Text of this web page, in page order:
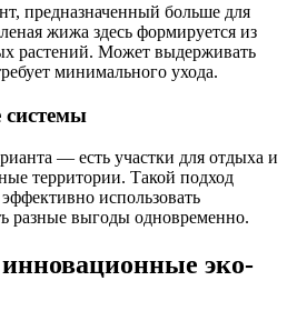
предназначенный больше для
жижа здесь формируется из
растений. Может выдерживать
минимального ухода.
— есть участки для отдыха и
территории. Такой подход
использовать
разные выгоды одновременно.
эко-